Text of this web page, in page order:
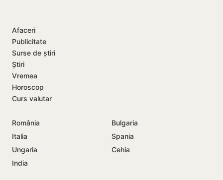
Afaceri
Publicitate
Surse de știri
Știri
Vremea
Horoscop
Curs valutar
România
Bulgaria
Italia
Spania
Ungaria
Cehia
India